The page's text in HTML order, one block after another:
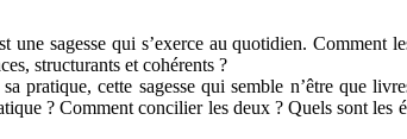
une sagesse qui s’exerce au quotidien. Comment
structurants et cohérents ?
pratique, cette sagesse qui semble n’être que
? Comment concilier les deux ? Quels sont les